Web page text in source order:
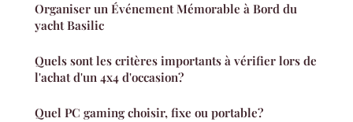
Organiser un Événement Mémorable à Bord du
yacht Basilic
Quels sont les critères importants à vérifier lors de
l'achat d'un 4x4 d'occasion?
Quel PC gaming choisir, fixe ou portable?